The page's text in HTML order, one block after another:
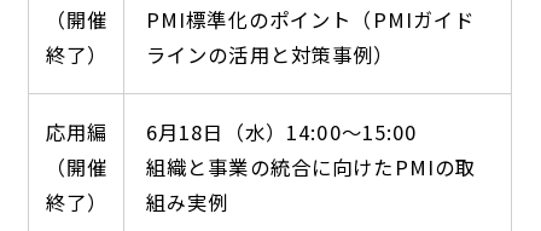
（開催
終了）
PMI標準化のポイント（PMIガイド
ラインの活用と対策事例）
応用編
（開催
終了）
6月18日（水）14:00～15:00
組織と事業の統合に向けたPMIの取
組み実例